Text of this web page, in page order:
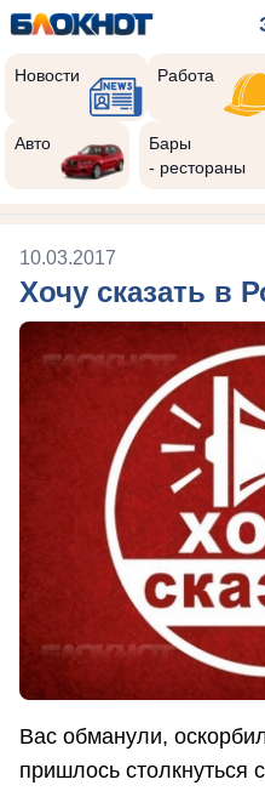
Новости Работа
Авто
Бары
- рестораны
10.03.2017
Хочу сказать в
Вас обманули,
пришлось столкнуться